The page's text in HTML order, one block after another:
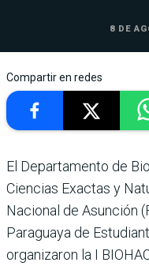
8 DE
Compartir en redes
El Departamento de
Ciencias Exactas y
Nacional de Asunción
Paraguaya de
organizaron la I